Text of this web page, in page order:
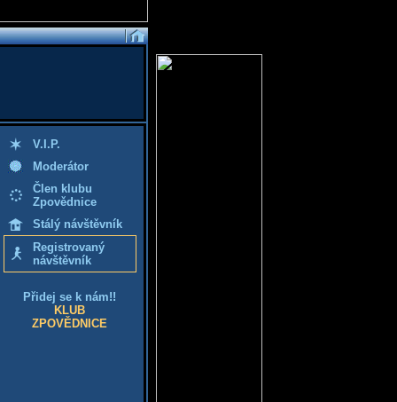
V.I.P.
Moderátor
Člen klubu
Zpovědnice
Stálý návštěvník
Registrovaný
návštěvník
Přidej se k nám!!
KLUB
ZPOVĚDNICE